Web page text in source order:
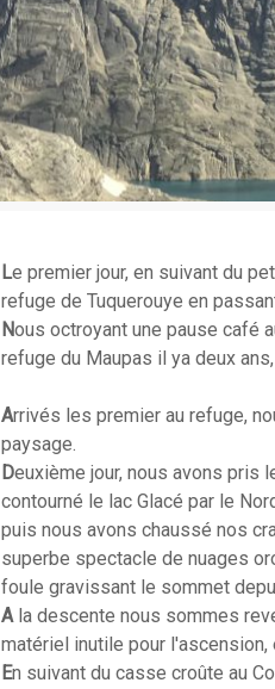
Le premier jour, en suivant du
refuge de Tuquerouye en
Nous octroyant une pause café
refuge du Maupas il ya deux
Arrivés les premier au refuge,
paysage.
Deuxième jour, nous avons pris
contourné le lac Glacé par le
puis nous avons chaussé nos
superbe spectacle de nuages
foule gravissant le sommet
Ala descente nous sommes
matériel inutile pour
En suivant du casse croûte au